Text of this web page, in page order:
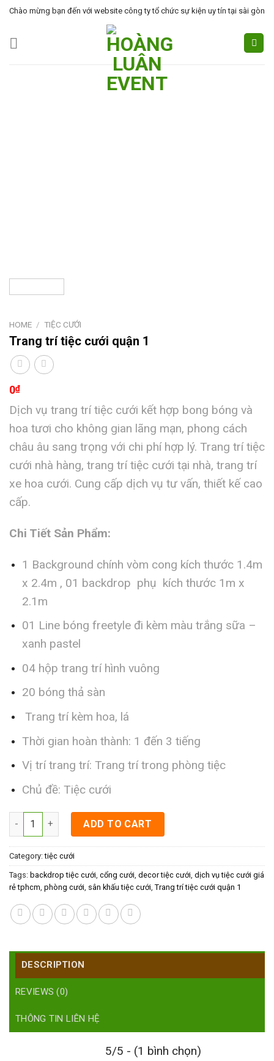
Skip
content
Chào mừng bạn đến với website công ty tổ chức sự kiện uy tín tại sài gòn
HOME / TIỆC CƯỚI
Trang trí tiệc cưới quận 1
0₫
Dịch vụ trang trí tiệc cưới kết hợp bong bóng và
hoa tươi cho không gian lãng mạn, phong cách
châu âu sang trọng với chi phí hợp lý. Trang trí tiệc
cưới nhà hàng, trang trí tiệc cưới tại nhà, trang trí
xe hoa cưới. Cung cấp dịch vụ tư vấn, thiết kế cao
cấp.
Chi Tiết Sản Phẩm:
1 Background chính vòm cong kích thước 1.4m
x 2.4m , 01 backdrop phụ kích thước 1m x
2.1m
01 Line bóng freetyle đi kèm màu trắng sữa –
xanh pastel
04 hộp trang trí hình vuông
20 bóng thả sàn
Trang trí kèm hoa, lá
Thời gian hoàn thành: 1 đến 3 tiếng
Vị trí trang trí: Trang trí trong phòng tiệc
Chủ đề: Tiệc cưới
Trang trí tiệc cưới quận 1 quantity
ADD TO CART
Category:tiệc cưới
Tags: backdrop tiệc cưới cổng cưới decor tiệc cưới dịch vụ tiệc cưới giá
rẻ tphcm phòng cưới sân khấu tiệc cưới Trang trí tiệc cưới quận 1
DESCRIPTION
REVIEWS (0)
THÔNG TIN LIÊN HỆ
5/5 - (1 bình chọn)